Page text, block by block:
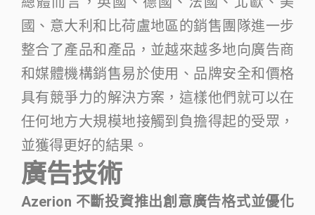
國、意大利和比荷盧地區的銷售團隊進一步
整合了產品和產品，並越來越多地向廣告商
和媒體機構銷售易於使用、品牌安全和價格
具有競爭力的解決方案，這樣他們就可以在
任何地方大規模地接觸到負擔得起的受眾，
並獲得更好的結果。
廣告技術
Azerion 不斷投資推出創意廣告格式並優化